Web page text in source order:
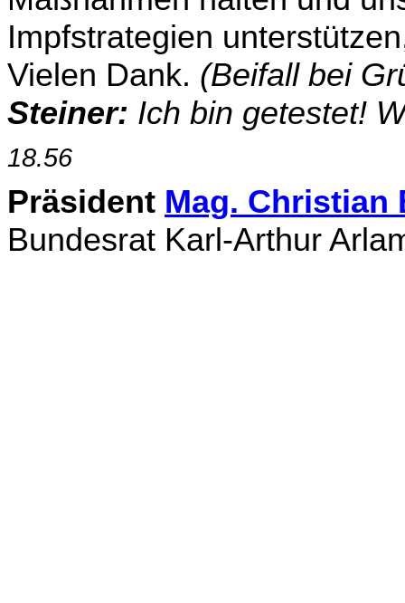
Impfstrategien
Vielen Dank. (Beifall bei
Steiner: Ich bin getestet!
18.56
Präsident Mag. Christian
Bundesrat Karl-Arthur